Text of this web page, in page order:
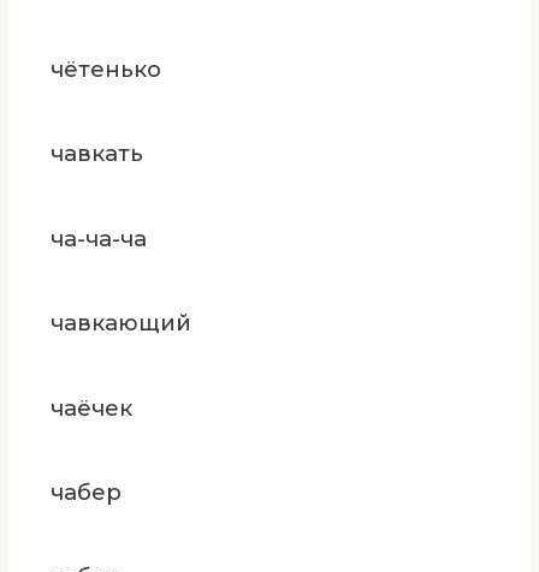
чётенько
чавкать
ча-ча-ча
чавкающий
чаёчек
чабер